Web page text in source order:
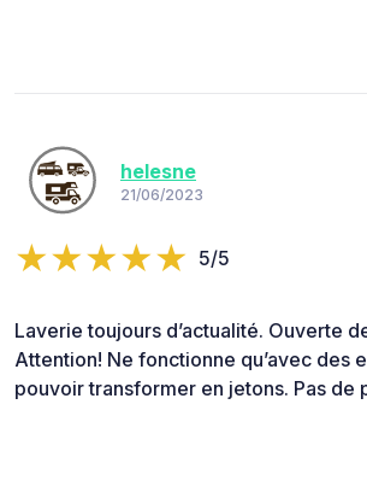
helesne
21/06/2023
5/5
Laverie toujours d’actualité. Ouverte
Attention! Ne fonctionne qu’avec des
pouvoir transformer en jetons. Pas de